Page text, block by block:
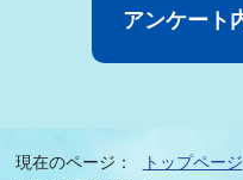
現在のページ： トップページ